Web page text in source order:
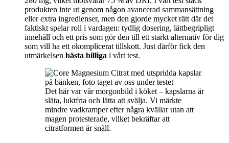
produkten inte ut genom någon avancerad sammansättning
eller extra ingredienser, men den gjorde mycket rätt där det
faktiskt spelar roll i vardagen: tydlig dosering, lättbegripligt
innehåll och ett pris som gör den till ett starkt alternativ för dig
som vill ha ett okomplicerat tillskott. Just därför fick den
utmärkelsen bästa billiga i vårt test.
Det här var vår morgonbild i köket – kapslarna är
släta, luktfria och lätta att svälja. Vi märkte
mindre vadkramper efter några kvällar utan att
magen protesterade, vilket bekräftar att
citratformen är snäll.